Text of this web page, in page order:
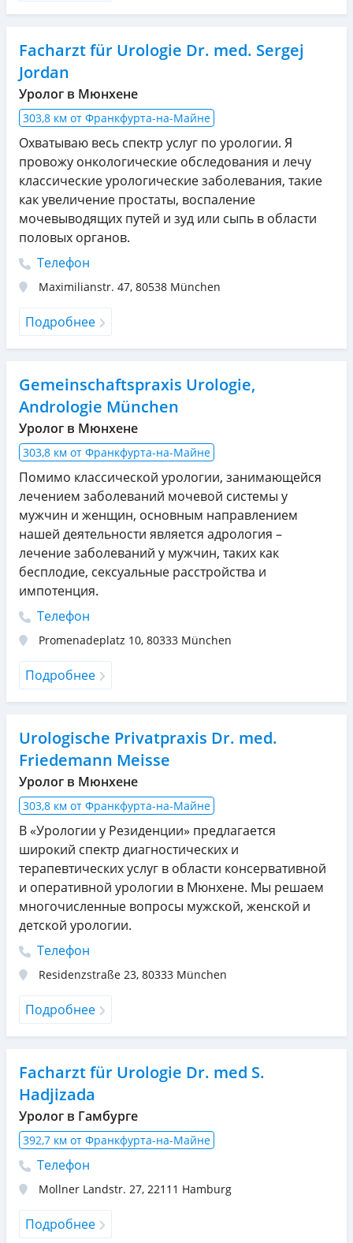
Facharzt für Urologie Dr. med. Sergej
Jordan
Уролог в Мюнхене
303,8 км от Франкфурта-на-Майне
Охватываю весь спектр услуг по урологии. Я
провожу онкологические обследования и лечу
классические урологические заболевания, такие
как увеличение простаты, воспаление
мочевыводящих путей и зуд или сыпь в области
половых органов.
Телефон
Maximilianstr. 47, 80538 München
Подробнее
Gemeinschaftspraxis Urologie,
Andrologie München
Уролог в Мюнхене
303,8 км от Франкфурта-на-Майне
Помимо классической урологии, занимающейся
лечением заболеваний мочевой системы у
мужчин и женщин, основным направлением
нашей деятельности является адрология –
лечение заболеваний у мужчин, таких как
бесплодие, сексуальные расстройства и
импотенция.
Телефон
Promenadeplatz 10, 80333 München
Подробнее
Urologische Privatpraxis Dr. med.
Friedemann Meisse
Уролог в Мюнхене
303,8 км от Франкфурта-на-Майне
В «Урологии у Резиденции» предлагается
широкий спектр диагностических и
терапевтических услуг в области консервативной
и оперативной урологии в Мюнхене. Мы решаем
многочисленные вопросы мужской, женской и
детской урологии.
Телефон
Residenzstraße 23, 80333 München
Подробнее
Facharzt für Urologie Dr. med S.
Hadjizada
Уролог в Гамбурге
392,7 км от Франкфурта-на-Майне
Телефон
Mollner Landstr. 27, 22111 Hamburg
Подробнее